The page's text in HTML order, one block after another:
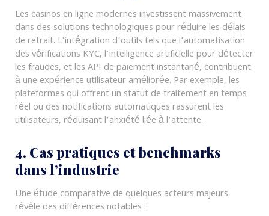
Les casinos en ligne modernes investissent massivement
dans des solutions technologiques pour réduire les délais
de retrait. L’intégration d’outils tels que l’automatisation
des vérifications KYC, l’intelligence artificielle pour détecter
les fraudes, et les API de paiement instantané, contribuent
à une expérience utilisateur améliorée. Par exemple, les
plateformes qui offrent un statut de traitement en temps
réel ou des notifications automatiques rassurent les
utilisateurs, réduisant l’anxiété liée à l’attente.
4. Cas pratiques et benchmarks
dans l’industrie
Une étude comparative de quelques acteurs majeurs
révèle des différences notables :